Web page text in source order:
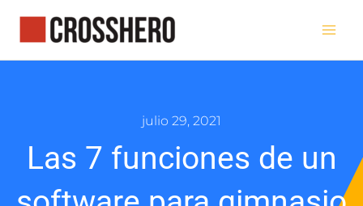
contenido
julio 29, 2021
Las 7 funciones de un